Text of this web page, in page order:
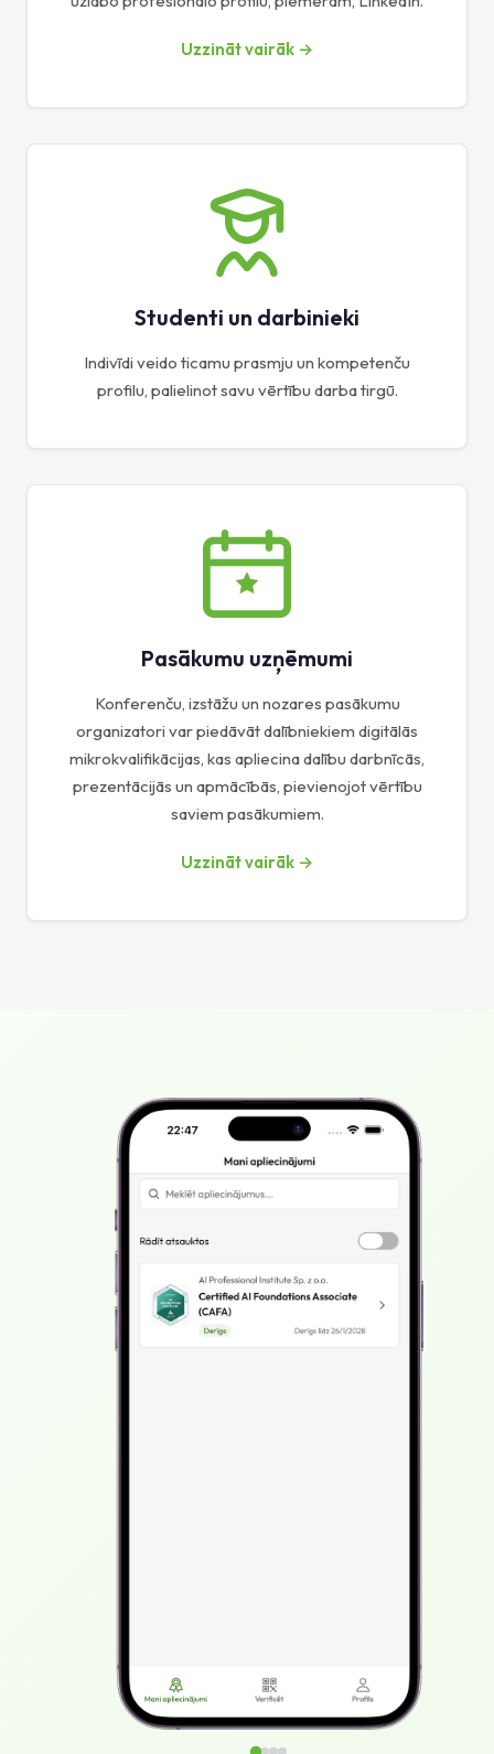
Uzzināt vairāk →
Studenti un darbinieki
Indivīdi veido ticamu prasmju un kompetenču
profilu, palielinot savu vērtību darba tirgū.
Pasākumu uzņēmumi
Konferenču, izstāžu un nozares pasākumu
organizatori var piedāvāt dalībniekiem digitālās
mikrokvalifikācijas, kas apliecina dalību darbnīcās,
prezentācijās un apmācībās, pievienojot vērtību
saviem pasākumiem.
Uzzināt vairāk →